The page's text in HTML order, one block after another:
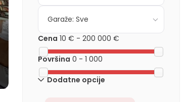
Garaže: Sve
Cena 10 € - 200 000 €
Površina 0 - 1 000
Dodatne opcije